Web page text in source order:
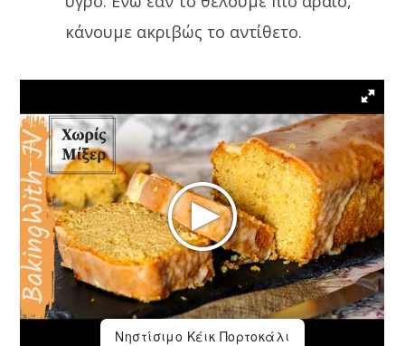
κάνουμε ακριβώς το αντίθετο.
Νηστίσιμο Κέικ Πορτοκάλι